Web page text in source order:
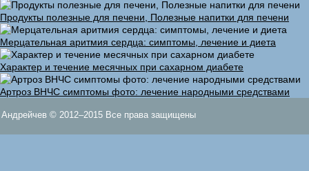
Продукты полезные для печени, Полезные напитки для печени
Мерцательная аритмия сердца: симптомы, лечение и диета
Характер и течение месячных при сахарном диабете
Артроз ВНЧС симптомы фото: лечение народными средствами
Андрейчев © 2012–2015 Все права защищены